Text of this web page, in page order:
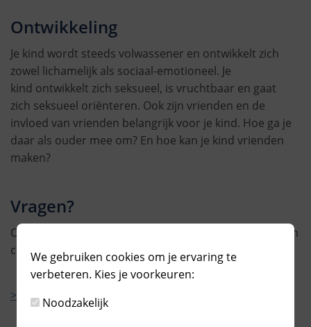
Ontwikkeling
Je kind wordt steeds volwassener en ontwikkelt zich
zowel lichamelijk als sociaal-emotioneel. Je
kind ontwikkelt zich seksueel, is vruchtbaar en gaat
zich seksueel oriënteren. Ook zijn vrienden en de
invloed van vrienden belangrijk voor je kind. Hoe ga je
daar als ouder mee om? En hoe kan je kind vrienden
maken?
Vragen?
Onze medewerkers helpen u graag. Kom langs of neem
contact op via 088 002 99 90.
> Bekijk hier alle locaties
We gebruiken cookies om je ervaring te
verbeteren. Kies je voorkeuren:
Noodzakelijk